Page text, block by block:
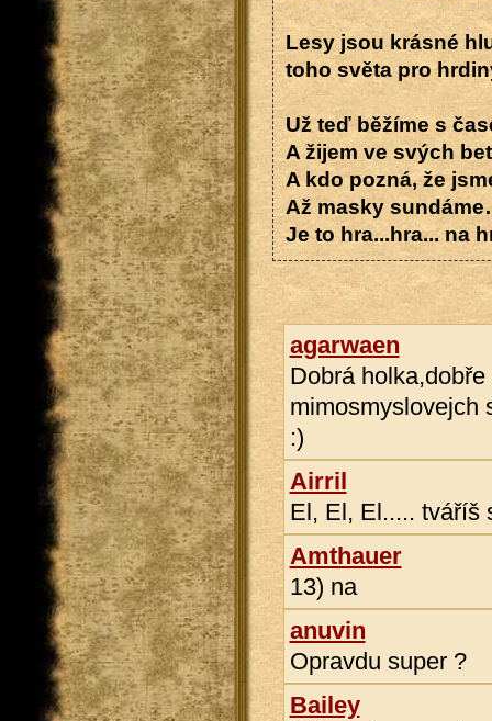
Lesy jsou krásné
toho světa pro
Už teď běžíme s
A žijem ve svých
A kdo pozná, že
Až masky
Je to hra...hra... na
agarwaen
Dobrá
mimosmyslovejch
:)
Airril
El, El, El..... tváříš
Amthauer
13) na
anuvin
Opravdu super ?
Bailey